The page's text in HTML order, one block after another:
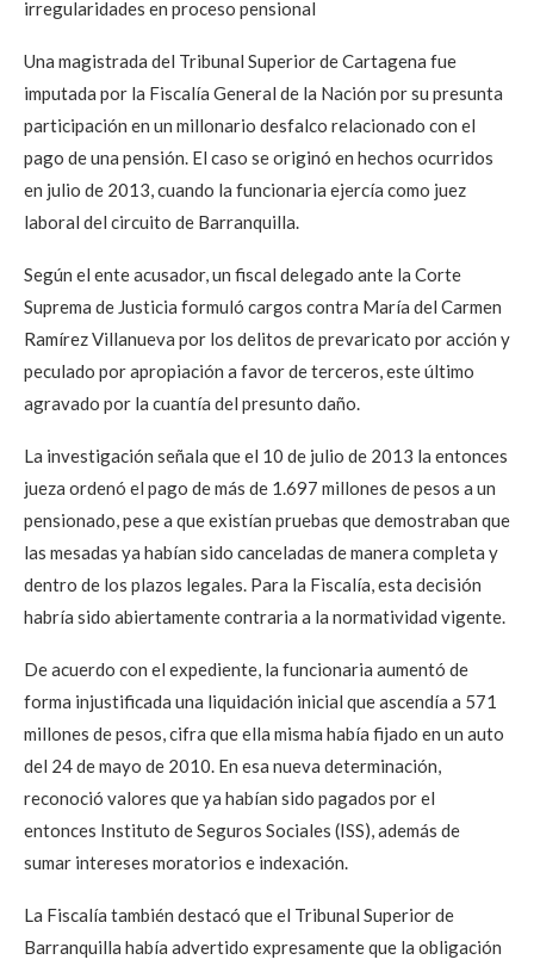
irregularidades en proceso pensional
Una magistrada del Tribunal Superior de Cartagena fue
imputada por la Fiscalía General de la Nación por su presunta
participación en un millonario desfalco relacionado con el
pago de una pensión. El caso se originó en hechos ocurridos
en julio de 2013, cuando la funcionaria ejercía como juez
laboral del circuito de Barranquilla.
Según el ente acusador, un fiscal delegado ante la Corte
Suprema de Justicia formuló cargos contra María del Carmen
Ramírez Villanueva por los delitos de prevaricato por acción y
peculado por apropiación a favor de terceros, este último
agravado por la cuantía del presunto daño.
La investigación señala que el 10 de julio de 2013 la entonces
jueza ordenó el pago de más de 1.697 millones de pesos a un
pensionado, pese a que existían pruebas que demostraban que
las mesadas ya habían sido canceladas de manera completa y
dentro de los plazos legales. Para la Fiscalía, esta decisión
habría sido abiertamente contraria a la normatividad vigente.
De acuerdo con el expediente, la funcionaria aumentó de
forma injustificada una liquidación inicial que ascendía a 571
millones de pesos, cifra que ella misma había fijado en un auto
del 24 de mayo de 2010. En esa nueva determinación,
reconoció valores que ya habían sido pagados por el
entonces Instituto de Seguros Sociales (ISS), además de
sumar intereses moratorios e indexación.
La Fiscalía también destacó que el Tribunal Superior de
Barranquilla había advertido expresamente que la obligación